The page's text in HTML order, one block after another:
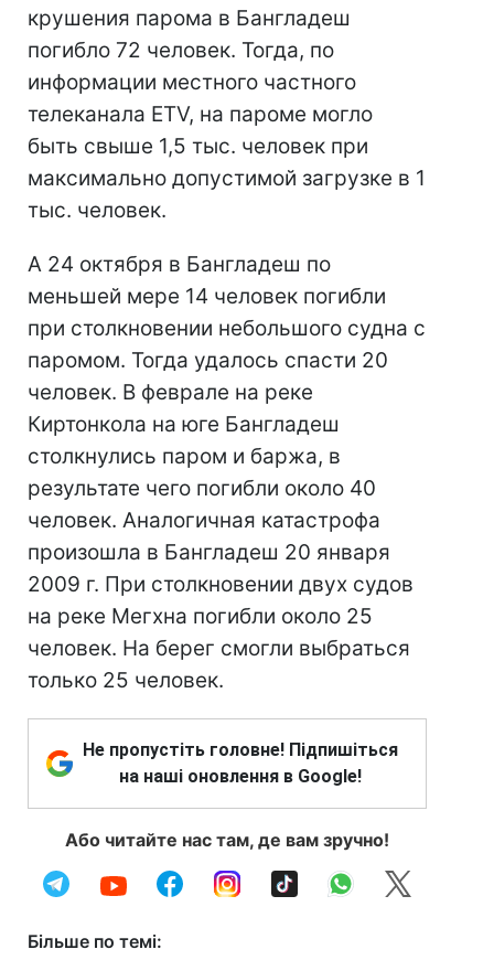
крушения парома в Бангладеш
погибло 72 человек. Тогда, по
информации местного частного
телеканала ETV, на пароме могло
быть свыше 1,5 тыс. человек при
максимально допустимой загрузке в 1
тыс. человек.
А 24 октября в Бангладеш по
меньшей мере 14 человек погибли
при столкновении небольшого судна с
паромом. Тогда удалось спасти 20
человек. В феврале на реке
Киртонкола на юге Бангладеш
столкнулись паром и баржа, в
результате чего погибли около 40
человек. Аналогичная катастрофа
произошла в Бангладеш 20 января
2009 г. При столкновении двух судов
на реке Мегхна погибли около 25
человек. На берег смогли выбраться
только 25 человек.
Не пропустіть головне! Підпишіться
на наші оновлення в Google!
Або читайте нас там, де вам зручно!
Більше по темі: